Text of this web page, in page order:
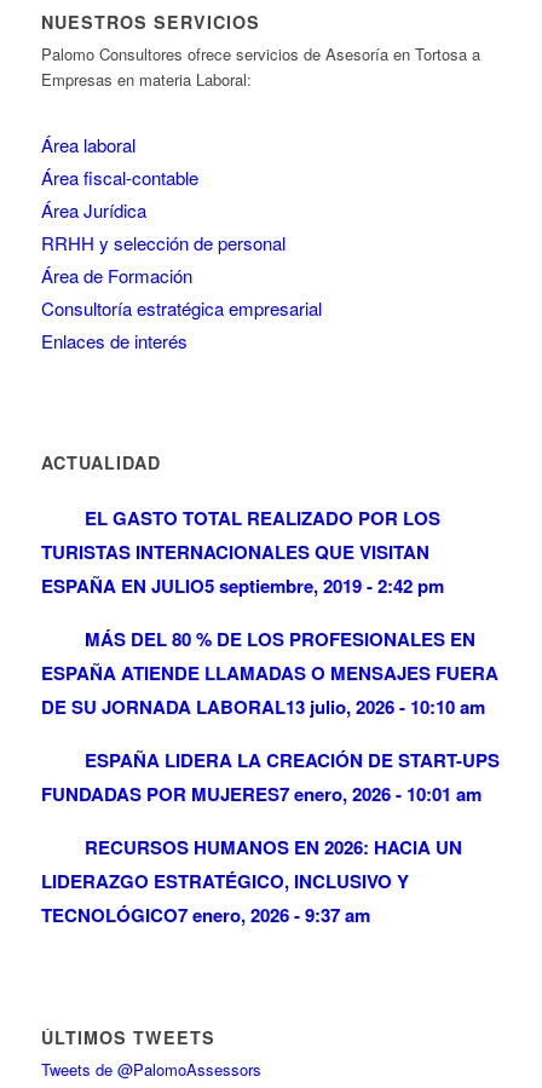
NUESTROS SERVICIOS
Palomo Consultores ofrece servicios de Asesoría en Tortosa a
Empresas en materia Laboral:
Área laboral
Área fiscal-contable
Área Jurídica
RRHH y selección de personal
Área de Formación
Consultoría estratégica empresarial
Enlaces de interés
ACTUALIDAD
EL GASTO TOTAL REALIZADO POR LOS
TURISTAS INTERNACIONALES QUE VISITAN
ESPAÑA EN JULIO5 septiembre, 2019 - 2:42 pm
MÁS DEL 80 % DE LOS PROFESIONALES EN
ESPAÑA ATIENDE LLAMADAS O MENSAJES FUERA
DE SU JORNADA LABORAL13 julio, 2026 - 10:10 am
ESPAÑA LIDERA LA CREACIÓN DE START-UPS
FUNDADAS POR MUJERES7 enero, 2026 - 10:01 am
RECURSOS HUMANOS EN 2026: HACIA UN
LIDERAZGO ESTRATÉGICO, INCLUSIVO Y
TECNOLÓGICO7 enero, 2026 - 9:37 am
ÚLTIMOS TWEETS
Tweets de @PalomoAssessors